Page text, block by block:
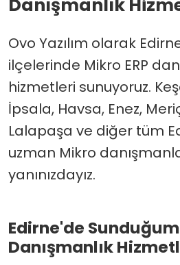
Danışmanlık
Ovo Yazılım olarak
ilçelerinde Mikro ERP
hizmetleri sunuyoruz.
İpsala, Havsa, Enez,
Lalapaşa ve diğer tüm
uzman Mikro
yanınızdayız.
Edirne'de
Danışmanlık